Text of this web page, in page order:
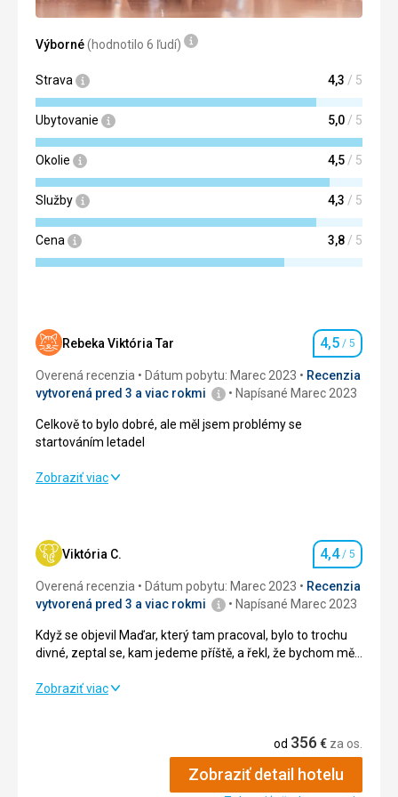
Výborné(hodnotilo 6 ľudí)
Strava 4,3 / 5
Ubytovanie 5,0 / 5
Okolie 4,5 / 5
Služby 4,3 / 5
Cena 3,8 / 5
Rebeka Viktória Tar Hodnotenie
4,5 / 5
Overená recenzia Dátum pobytu: Marec 2023
Recenzia
vytvorená pred 3 a viac rokmi
Napísané Marec 2023
Celkově to bylo dobré, ale měl jsem problémy se
startováním letadel
Celkově to bylo dobré, ale měl jsem problémy se
Ubytovanie 4,0/ 5
Okolie 4,0/ 5
Služby 4,0/ 5
S jídlem jsem z pohledu hotelu neměl problém
Zobraziť viac
Viktória C. Hodnotenie
4,4/ 5
Overená recenzia Dátum pobytu: Marec 2023
Recenzia
vytvorená pred 3 a viac rokmi
Napísané Marec 2023
Když se objevil Maďar, který tam pracoval, bylo to trochu
divné, zeptal se, kam jedeme příště, a řekl, že bychom měli
protože tam není od toho, aby plnil stejný rozsah úkolů
Když se objevil Maďar, který tam pracoval, bylo to trochu
protože tam není od toho, aby plnil stejný rozsah úkolů
Zobraziť viac
od 356 € za os.
Zobraziť detail hotelu